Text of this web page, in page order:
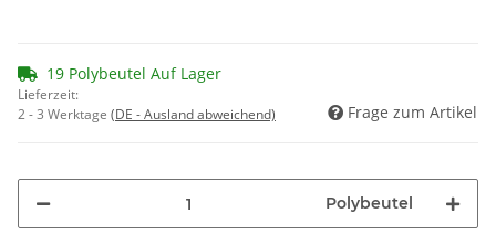
19 Polybeutel Auf Lager
Lieferzeit:
2 - 3 Werktage (DE - Ausland abweichend) Frage zum Artikel
Polybeutel